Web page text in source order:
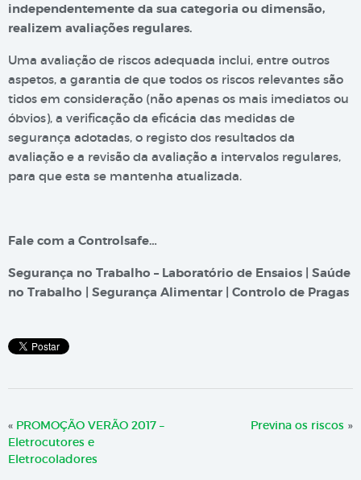
independentemente da sua categoria ou dimensão,
realizem avaliações regulares.
Uma avaliação de riscos adequada inclui, entre outros
aspetos, a garantia de que todos os riscos relevantes são
tidos em consideração (não apenas os mais imediatos ou
óbvios), a verificação da eficácia das medidas de
segurança adotadas, o registo dos resultados da
avaliação e a revisão da avaliação a intervalos regulares,
para que esta se mantenha atualizada.
Fale com a Controlsafe…
Segurança no Trabalho – Laboratório de Ensaios | Saúde
no Trabalho | Segurança Alimentar | Controlo de Pragas
« PROMOÇÃO VERÃO 2017 –
Eletrocutores e
Eletrocoladores
Previna os riscos »